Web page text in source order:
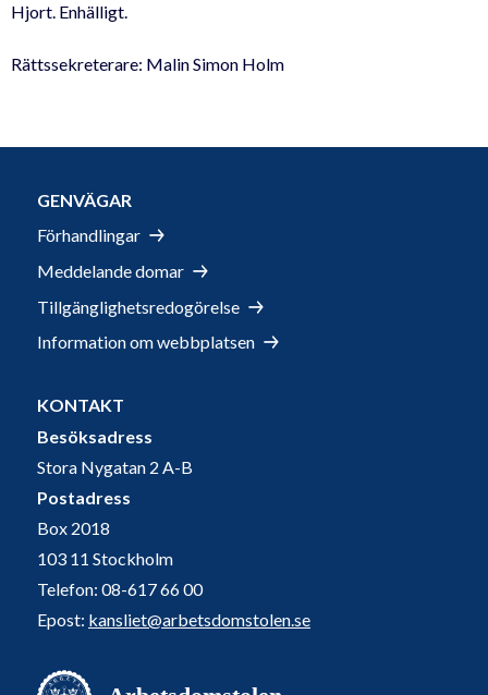
Hjort. Enhälligt.
Rättssekreterare: Malin Simon Holm
GENVÄGAR
Förhandlingar
Meddelande domar
Tillgänglighetsredogörelse
Information om webbplatsen
KONTAKT
Besöksadress
Stora Nygatan 2 A-B
Postadress
Box 2018
103 11 Stockholm
Telefon: 08-617 66 00
Epost: kansliet@arbetsdomstolen.se